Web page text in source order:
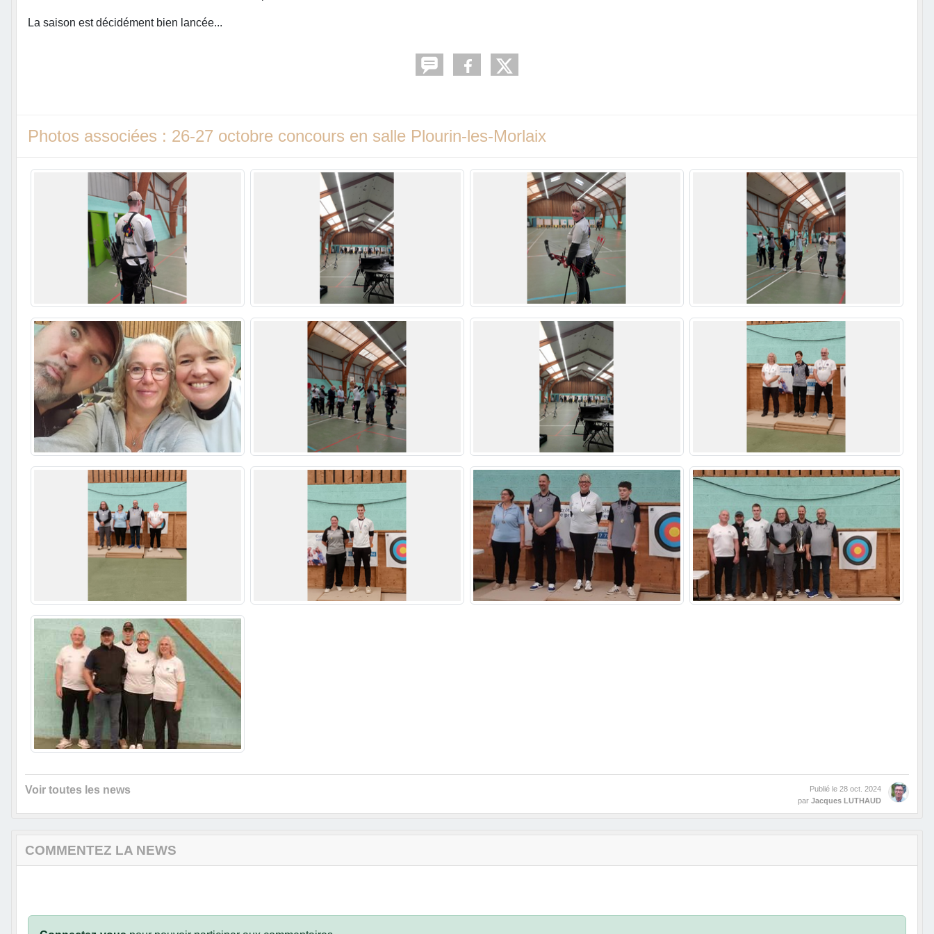
La saison est décidément bien lancée...
Photos associées : 26-27 octobre concours en salle Plourin-les-Morlaix
Voir toutes les news Publié le 28 oct. 2024
par Jacques LUTHAUD
COMMENTEZ LA NEWS